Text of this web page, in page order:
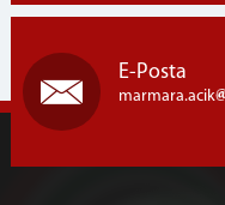
E-Posta
marmara.acik